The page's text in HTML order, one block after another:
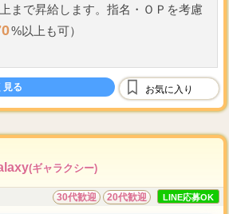
まで昇給します。指名 ・ ＯＰを考慮
%以上も可）
7,000円～9,000円以上
9,000 円以上
見る お気に入り
(ギャラクシー)
30代歓迎 20代歓迎 LINE応募OK